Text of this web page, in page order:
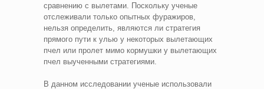
сравнению с вылетами. Поскольку ученые
отслеживали только опытных фуражиров,
нельзя определить, являются ли стратегия
прямого пути к улью у некоторых вылетающих
пчел или пролет мимо кормушки у вылетающих
пчел выученными стратегиями.
В данном исследовании ученые использовали